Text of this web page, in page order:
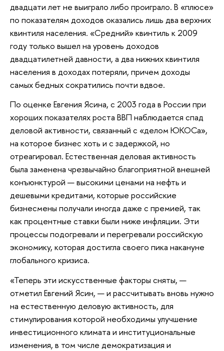
двадцати лет не выиграло либо проиграло. В «плюсе»
по показателям доходов оказались лишь два верхних
квинтиля населения. «Средний» квинтиль к 2009
году только вышел на уровень доходов
двадцатилетней давности, а два нижних квинтиля
населения в доходах потеряли, причем доходы
самых бедных сократились почти вдвое.
По оценке Евгения Ясина, с 2003 года в России при
хороших показателях роста ВВП наблюдается спад
деловой активности, связанный с «делом ЮКОСа»,
на которое бизнес хоть и с задержкой, но
отреагировал. Естественная деловая активность
была заменена чрезвычайно благоприятной внешней
конъюнктурой — высокими ценами на нефть и
дешевыми кредитами, которые российские
бизнесмены получали иногда даже с премией, так
как процентные ставки были ниже инфляции. Эти
процессы подогревали и перегревали российскую
экономику, которая достигла своего пика накануне
глобального кризиса.
«Теперь эти искусственные факторы сняты, —
отметил Евгений Ясин, — и рассчитывать вновь нужно
на естественную деловую активность, для
стимулирования которой необходимы улучшение
инвестиционного климата и институциональные
изменения, в том числе демократизация и